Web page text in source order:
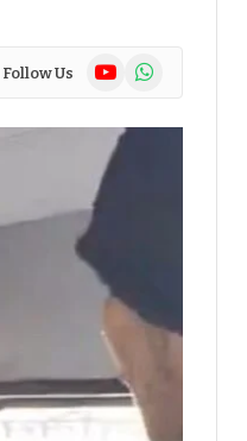
Follow Us YouTubeWhatsApp